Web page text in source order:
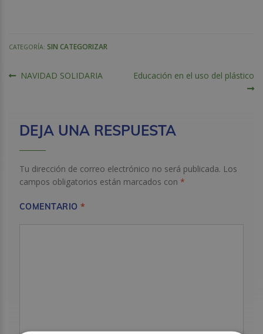
CATEGORÍA: SIN CATEGORIZAR
NAVEGACIÓN
Anterior:
NAVIDAD SOLIDARIA Siguiente:
Educación en el uso del plástico
DEJA UNA RESPUESTA
Tu dirección de correo electrónico no será publicada. Los
campos obligatorios están marcados con *
COMENTARIO*